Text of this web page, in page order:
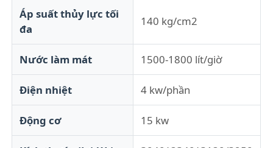
Tin tức
Yêu cầu báo giá
Áp suất thủy lực tối
đa
140 kg/cm2
Nước làm mát 1500-1800 lít/giờ
Điện nhiệt 4 kw/phần
Động cơ 15 kw